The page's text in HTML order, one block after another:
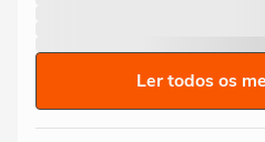
Ler todos os